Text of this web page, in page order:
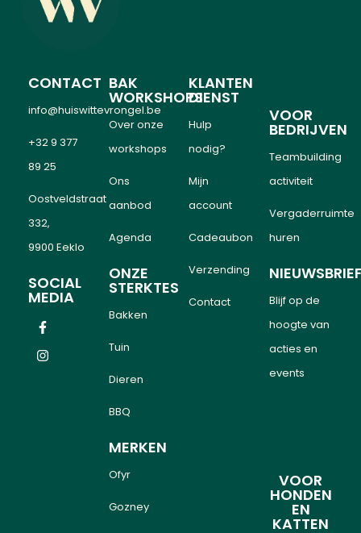
CONTACT
info@huiswittevrongel.be
+32 9 377
89 25
Oostveldstraat
332,
9900 Eeklo
SOCIAL
MEDIA
BAK
WORKSHOPS
Over onze
workshops
Ons
aanbod
Agenda
ONZE
STERKTES
Bakken
Tuin
Dieren
BBQ
MERKEN
Ofyr
Gozney
KLANTEN
DIENST
Hulp
nodig?
Mijn
account
Cadeaubon
Verzending
Contact
VOOR
BEDRIJVEN
Teambuilding
activiteit
Vergaderruimte
huren
Blijf op de
hoogte van
acties en
events
VOOR
HONDEN
EN
KATTEN